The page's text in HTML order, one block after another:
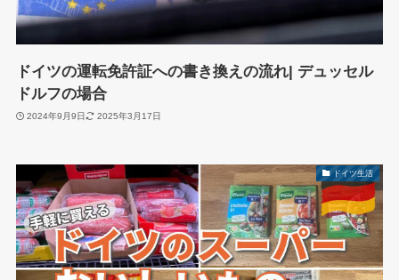
ドイツの運転免許証への書き換えの流れ| デュッセル
ドルフの場合
2024年9月9日 2025年3月17日
ドイツ生活